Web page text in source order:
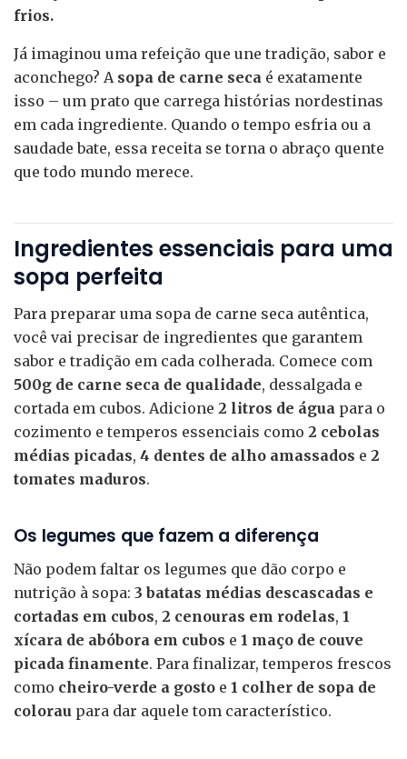
frios.
Já imaginou uma refeição que une tradição, sabor e
aconchego? A sopa de carne seca é exatamente
isso – um prato que carrega histórias nordestinas
em cada ingrediente. Quando o tempo esfria ou a
saudade bate, essa receita se torna o abraço quente
que todo mundo merece.
Ingredientes essenciais para uma
sopa perfeita
Para preparar uma sopa de carne seca autêntica,
você vai precisar de ingredientes que garantem
sabor e tradição em cada colherada. Comece com
500g de carne seca de qualidade, dessalgada e
cortada em cubos. Adicione 2 litros de água para o
cozimento e temperos essenciais como 2 cebolas
médias picadas, 4 dentes de alho amassados e 2
tomates maduros.
Os legumes que fazem a diferença
Não podem faltar os legumes que dão corpo e
nutrição à sopa: 3 batatas médias descascadas e
cortadas em cubos, 2 cenouras em rodelas, 1
xícara de abóbora em cubos e 1 maço de couve
picada finamente. Para finalizar, temperos frescos
como cheiro-verde a gosto e 1 colher de sopa de
colorau para dar aquele tom característico.